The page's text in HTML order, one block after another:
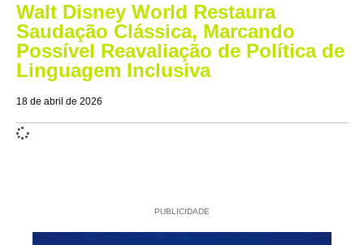
Walt Disney World Restaura
Saudação Clássica, Marcando
Possível Reavaliação de Política de
Linguagem Inclusiva
18 de abril de 2026
PUBLICIDADE